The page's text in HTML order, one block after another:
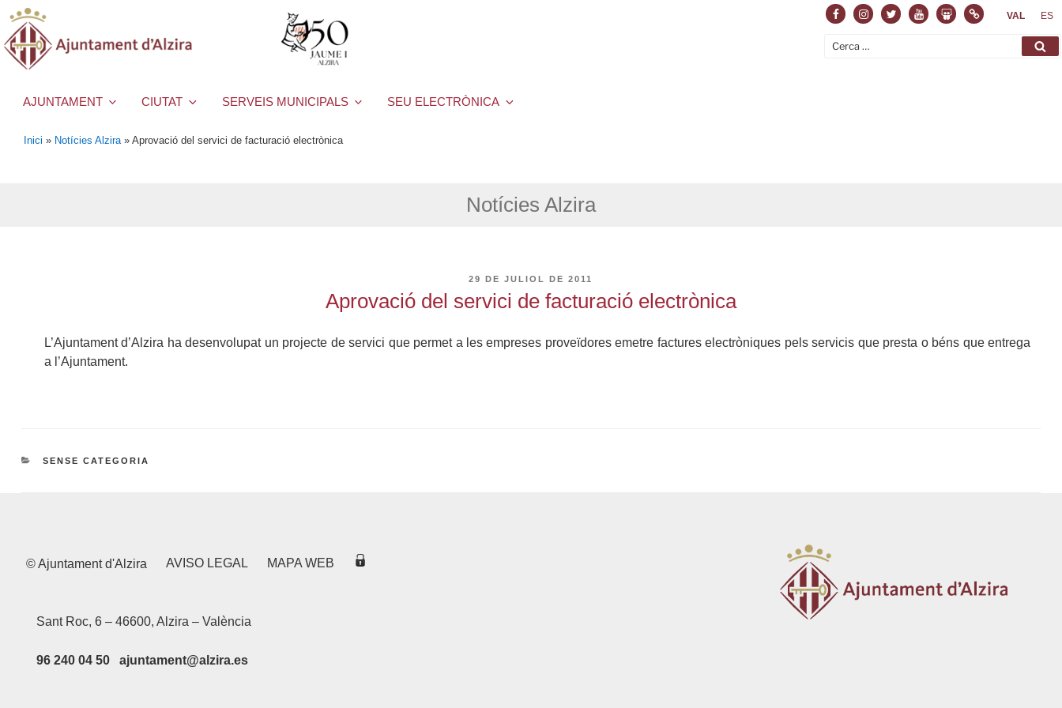
FacebookInstagram
TwitterYoutubeSlideshare
NormasVAL ES
Cerca:
AJUNTAMENT CIUTAT SERVEIS MUNICIPALS SEU ELECTRÒNICA
Inici » Notícies Alzira » Aprovació del servici de facturació electrònica
Notícies Alzira
PUBLICAT
29 DE JULIOL DE 2011
Aprovació del servici de facturació electrònica
L’Ajuntament d’Alzira ha desenvolupat un projecte de servici que permet a les empreses proveïdores emetre factures electròniques pels servicis que presta o béns que entrega
a l’Ajuntament.
CATEGORIES
SENSE CATEGORIA
© Ajuntament d'Alzira AVISO LEGAL MAPA WEB
Sant Roc, 6 – 46600, Alzira – València
96 240 04 50 ajuntament@alzira.es